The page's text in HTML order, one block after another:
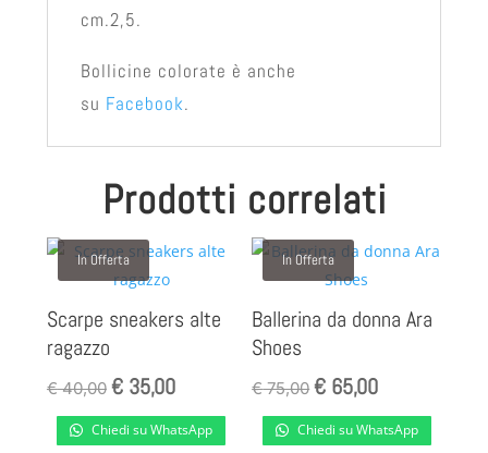
cm.2,5.
Bollicine colorate è anche
su Facebook.
Prodotti correlati
In Offerta
Scarpe sneakers alte
ragazzo
€40,00 Il
prezzo
originale
€35,00Il
prezzo
attuale
Chiedi su WhatsApp
In Offerta
Ballerina da donna Ara
Shoes
€75,00Il
prezzo
originale
€ 65,00Il
prezzo
attuale
Chiedi su WhatsApp